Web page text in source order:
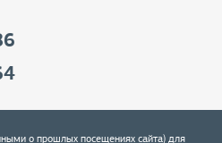
о прошлых посещениях сайта) для